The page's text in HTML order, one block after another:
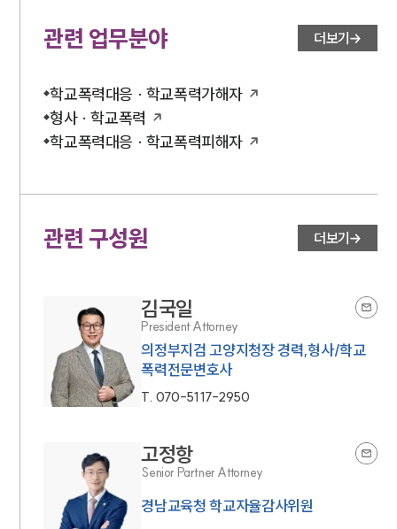
관련 업무분야 더보기
학교폭력대응 · 학교폭력가해자
형사 · 학교폭력
학교폭력대응 · 학교폭력피해자
관련 구성원 더보기
김국일
President Attorney
의정부지검 고양지청장 경력,형사/학교
폭력전문변호사
T. 070-5117-2950
고정항
Senior Partner Attorney
경남교육청 학교자율감사위원